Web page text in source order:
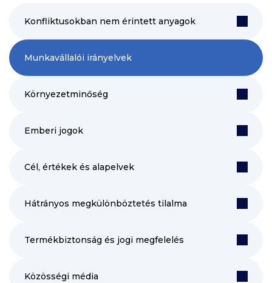
Konfliktusokban nem érintett anyagok
Munkavállalói irányelvek
Környezetminőség
Emberi jogok
Cél, értékek és alapelvek
Hátrányos megkülönböztetés tilalma
Termékbiztonság és jogi megfelelés
Közösségi média